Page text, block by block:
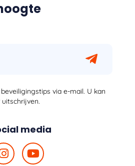
via e-mail. U kan
media